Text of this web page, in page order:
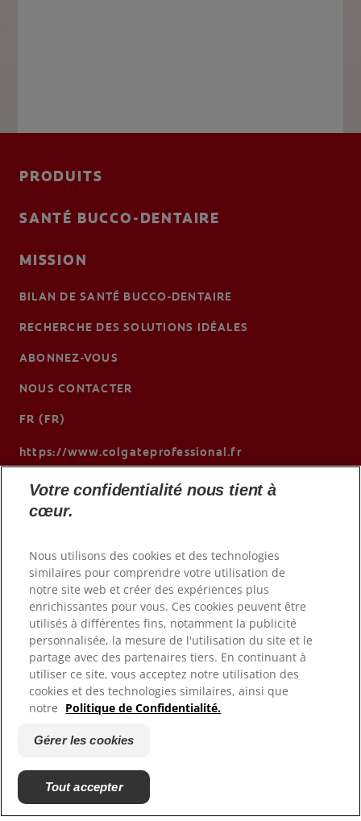
PRODUITS
SANTÉ BUCCO-DENTAIRE
MISSION
BILAN DE SANTÉ BUCCO-DENTAIRE
RECHERCHE DES SOLUTIONS IDÉALES
ABONNEZ-VOUS
NOUS CONTACTER
FR (FR)
https://www.colgateprofessional.fr
© 2026 Colgate-Palmolive Company. Tous droits réservés.
Conditions d'utilisation
Politique de confidentialité
Déclaration d'accessibilité
Fiche Produit relative aux qualité ou caractéristiques
environnementales
Votre confidentialité nous tient à
cœur.
Nous utilisons des cookies et des technologies
similaires pour comprendre votre utilisation de
notre site web et créer des expériences plus
enrichissantes pour vous. Ces cookies peuvent être
utilisés à différentes fins, notamment la publicité
personnalisée, la mesure de l'utilisation du site et le
partage avec des partenaires tiers. En continuant à
utiliser ce site, vous acceptez notre utilisation des
cookies et des technologies similaires, ainsi que
notre Politique de Confidentialité.
Gérer les cookies
Tout accepter